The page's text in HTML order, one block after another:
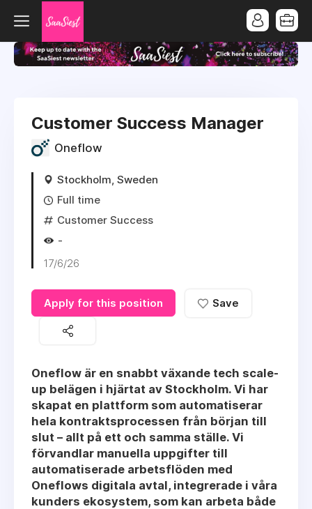
Customer Success Manager
Oneflow
Stockholm, Sweden
Full time
Customer Success
-
17/6/26
Apply for this position Save
Oneflow är en snabbt växande tech scale-
up belägen i hjärtat av Stockholm. Vi har
skapat en plattform som automatiserar
hela kontraktsprocessen från början till
slut – allt på ett och samma ställe. Vi
förvandlar manuella uppgifter till
automatiserade arbetsflöden med
Oneflows digitala avtal, integrerade i våra
kunders ekosystem, som kan arbeta både